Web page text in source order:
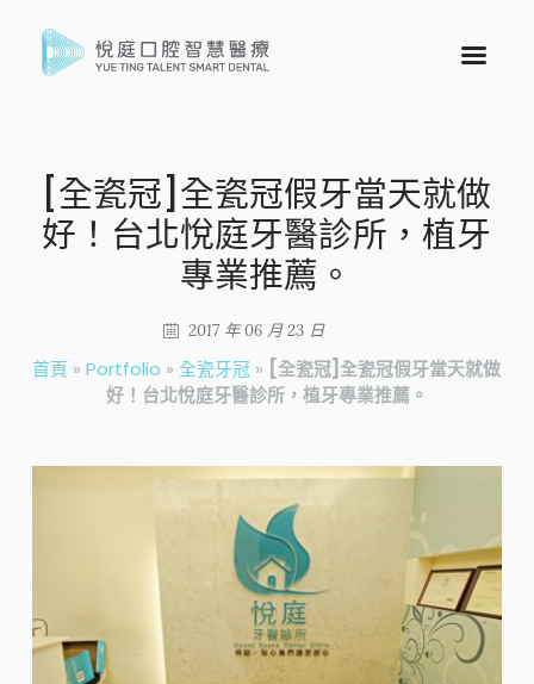
[全瓷冠]全瓷冠假牙當天就做
好！台北悅庭牙醫診所，植牙
專業推薦。
2017 年 06 月 23 日
首頁 »Portfolio »全瓷牙冠 » [全瓷冠]全瓷冠假牙當天就做
好！台北悅庭牙醫診所，植牙專業推薦。